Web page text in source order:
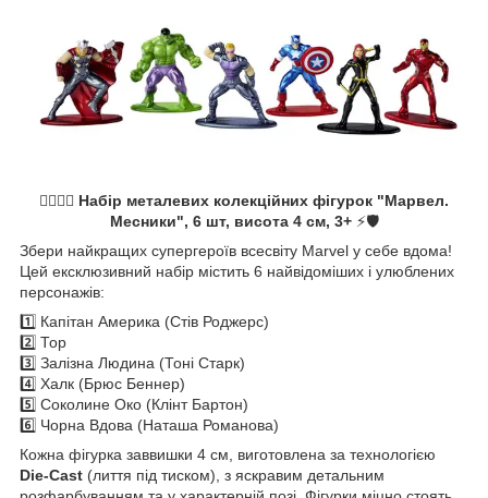
🦸‍♂️🦸‍♀️ Набір металевих колекційних фігурок "Марвел.
Месники", 6 шт, висота 4 см, 3+⚡🛡️
Збери найкращих супергероїв всесвіту Marvel у себе вдома!
Цей ексклюзивний набір містить 6 найвідоміших і улюблених
персонажів:
1️⃣ Капітан Америка (Стів Роджерс)
2️⃣ Тор
3️⃣ Залізна Людина (Тоні Старк)
4️⃣ Халк (Брюс Беннер)
5️⃣ Соколине Око (Клінт Бартон)
6️⃣ Чорна Вдова (Наташа Романова)
Кожна фігурка заввишки 4 см, виготовлена за технологією
Die-Cast (лиття під тиском), з яскравим детальним